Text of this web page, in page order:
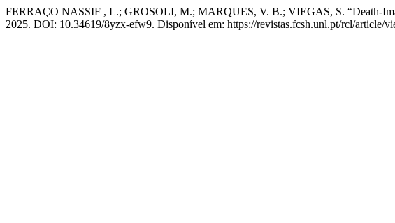
FERRAÇO NASSIF , L.; GROSOLI, M.; MARQUES, V. B.; VIEGAS, S. “Death-
2025. DOI: 10.34619/8yzx-efw9. Disponível em: https://revistas.fcsh.unl.pt/rcl/article/